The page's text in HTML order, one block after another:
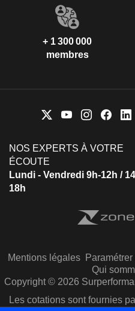
+ 1 300 000
membres
NOS EXPERTS À VOTRE
ÉCOUTE
Lundi - Vendredi 9h-12h /
18h
Mentions légales
Qui
Copyright © 2026
Les cotations sont fournies